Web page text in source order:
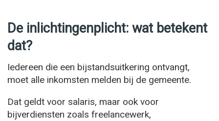
De inlichtingenplicht: wat betekent
dat?
Iedereen die een bijstandsuitkering ontvangt,
moet alle inkomsten melden bij de gemeente.
Dat geldt voor salaris, maar ook voor
bijverdiensten zoals freelancewerk,